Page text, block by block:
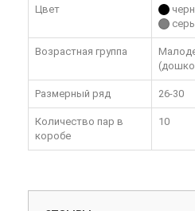
Цвет
Возрастная группа
Размерный ряд 26-30
Количество пар в
коробе
10